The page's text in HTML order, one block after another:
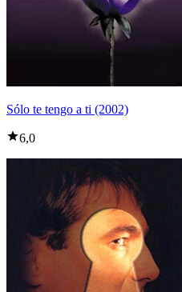
Sólo te tengo a ti (2002)
6,0